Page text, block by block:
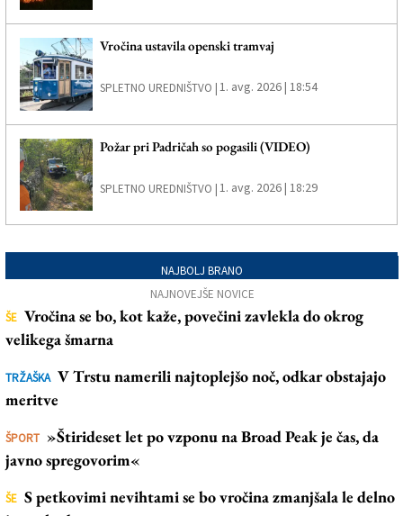
Vročina ustavila openski tramvaj
SPLETNO UREDNIŠTVO |1. avg. 2026 | 18:54
Požar pri Padričah so pogasili (VIDEO)
SPLETNO UREDNIŠTVO |1. avg. 2026 | 18:29
NAJBOLJ BRANO
NAJNOVEJŠE NOVICE
ŠE Vročina se bo, kot kaže, povečini zavlekla do okrog
velikega šmarna
TRŽAŠKA V Trstu namerili najtoplejšo noč, odkar obstajajo
meritve
ŠPORT »Štirideset let po vzponu na Broad Peak je čas, da
javno spregovorim«
ŠE S petkovimi nevihtami se bo vročina zmanjšala le delno